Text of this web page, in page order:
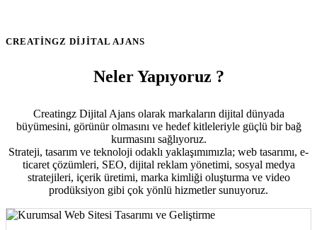
CREATINGZ DIJITAL AJANS
Neler Yapıyoruz ?
Creatingz Dijital Ajans olarak markaların dijital dünyada
büyümesini, görünür olmasını ve hedef kitleleriyle güçlü bir bağ
kurmasını sağlıyoruz.
Strateji, tasarım ve teknoloji odaklı yaklaşımımızla; web tasarımı, e-
ticaret çözümleri, SEO, dijital reklam yönetimi, sosyal medya
stratejileri, içerik üretimi, marka kimliği oluşturma ve video
prodüksiyon gibi çok yönlü hizmetler sunuyoruz.